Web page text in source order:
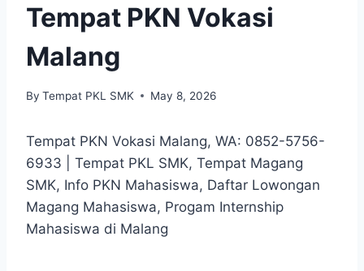
Tempat PKN Vokasi
Malang
By Tempat PKL SMK May 8, 2026
Tempat PKN Vokasi Malang, WA: 0852-5756-
6933 | Tempat PKL SMK, Tempat Magang
SMK, Info PKN Mahasiswa, Daftar Lowongan
Magang Mahasiswa, Progam Internship
Mahasiswa di Malang